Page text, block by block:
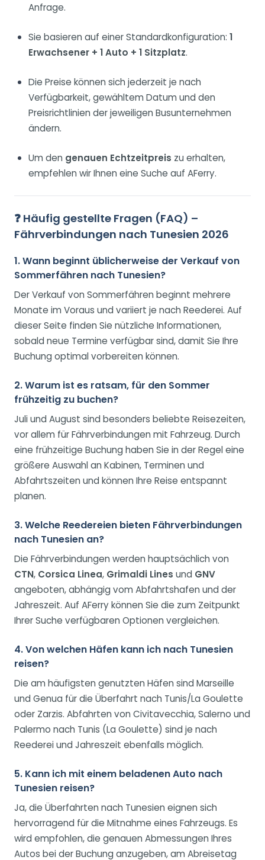
Anfrage.
Sie basieren auf einer Standardkonfiguration: 1
Erwachsener + 1 Auto + 1 Sitzplatz.
Die Preise können sich jederzeit je nach
Verfügbarkeit, gewähltem Datum und den
Preisrichtlinien der jeweiligen Busunternehmen
ändern.
Um den genauen Echtzeitpreis zu erhalten,
empfehlen wir Ihnen eine Suche auf AFerry.
❓ Häufig gestellte Fragen (FAQ) –
Fährverbindungen nach Tunesien 2026
1. Wann beginnt üblicherweise der Verkauf von
Sommerfähren nach Tunesien?
Der Verkauf von Sommerfähren beginnt mehrere
Monate im Voraus und variiert je nach Reederei. Auf
dieser Seite finden Sie nützliche Informationen,
sobald neue Termine verfügbar sind, damit Sie Ihre
Buchung optimal vorbereiten können.
2. Warum ist es ratsam, für den Sommer
frühzeitig zu buchen?
Juli und August sind besonders beliebte Reisezeiten,
vor allem für Fährverbindungen mit Fahrzeug. Durch
eine frühzeitige Buchung haben Sie in der Regel eine
größere Auswahl an Kabinen, Terminen und
Abfahrtszeiten und können Ihre Reise entspannt
planen.
3. Welche Reedereien bieten Fährverbindungen
nach Tunesien an?
Die Fährverbindungen werden hauptsächlich von
CTN, Corsica Linea, Grimaldi Lines und GNV
angeboten, abhängig vom Abfahrtshafen und der
Jahreszeit. Auf AFerry können Sie die zum Zeitpunkt
Ihrer Suche verfügbaren Optionen vergleichen.
4. Von welchen Häfen kann ich nach Tunesien
reisen?
Die am häufigsten genutzten Häfen sind Marseille
und Genua für die Überfahrt nach Tunis/La Goulette
oder Zarzis. Abfahrten von Civitavecchia, Salerno und
Palermo nach Tunis (La Goulette) sind je nach
Reederei und Jahreszeit ebenfalls möglich.
5. Kann ich mit einem beladenen Auto nach
Tunesien reisen?
Ja, die Überfahrten nach Tunesien eignen sich
hervorragend für die Mitnahme eines Fahrzeugs. Es
wird empfohlen, die genauen Abmessungen Ihres
Autos bei der Buchung anzugeben, am Abreisetag